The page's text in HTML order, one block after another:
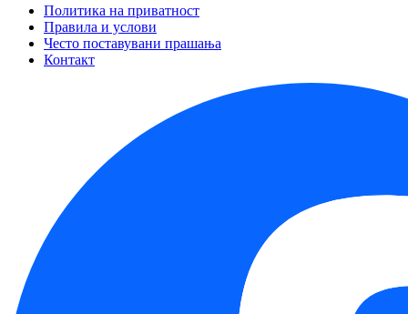
Политика на приватност
Правила и услови
Често поставувани прашања
Контакт